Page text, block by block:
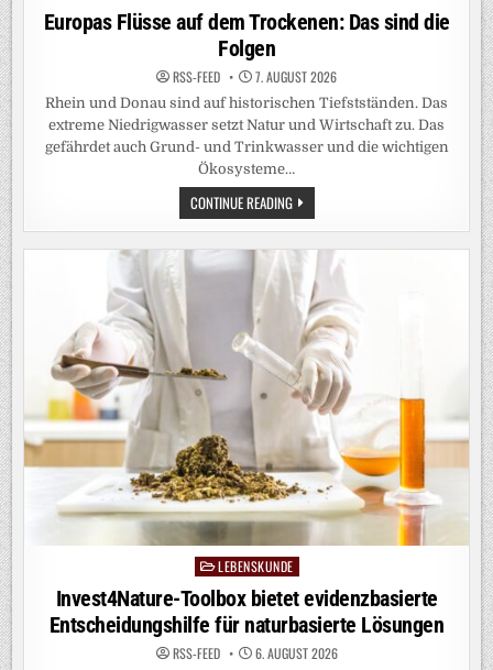
in
Europas Flüsse auf dem Trockenen: Das sind die
Folgen
RSS-FEED 7. AUGUST 2026
Rhein und Donau sind auf historischen Tiefstständen. Das
extreme Niedrigwasser setzt Natur und Wirtschaft zu. Das
gefährdet auch Grund- und Trinkwasser und die wichtigen
Ökosysteme…
CONTINUE READINGEUROPAS
FLÜSSE
AUF
DEM
TROCKENEN:
DAS
SIND
DIE
FOLGEN
PostedLEBENSKUNDE
Invest4Nature-Toolbox bietet evidenzbasierte
Entscheidungshilfe für naturbasierte Lösungen
RSS-FEED 6. AUGUST 2026